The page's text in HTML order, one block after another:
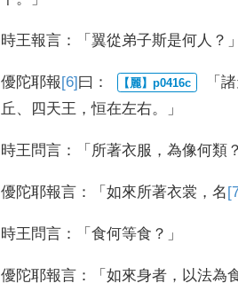
時王報言 ：「翼從弟子斯是何人 ？
優陀耶報[6]曰 ： 「
丘 、 四天王 ，恒在左右。」
時王問言 ：「 所著衣服 ，為像何類
優陀耶報言 ：「如來所著衣裳 ，名
時王問言 ：「食何等食 ？」
優陀耶報言 ：「如來身者 ， 以法為